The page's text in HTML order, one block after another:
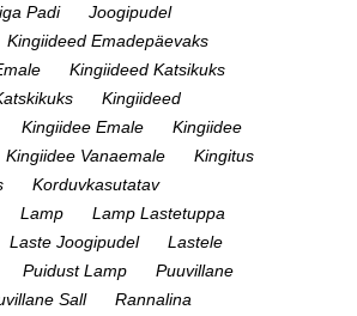
Padi
Joogipudel
Kingiideed Emadepäevaks
Kingiideed Katsikuks
Kingiideed
Kingiidee Emale
Kingiidee
Kingiidee Vanaemale
Kingitus
Korduvkasutatav
Lamp
Lamp Lastetuppa
Laste Joogipudel
Lastele
Puidust Lamp
Puuvillane
Sall
Rannalina